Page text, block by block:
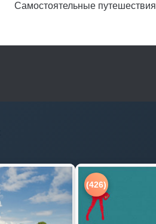
Самостоятельные путешествия
(426)